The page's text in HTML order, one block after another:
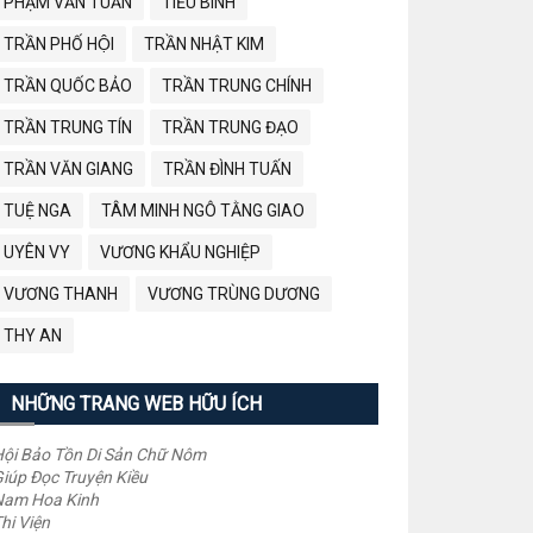
TRẦN PHỐ HỘI TRẦN NHẬT KIM
TRẦN QUỐC BẢO TRẦN TRUNG CHÍNH
TRẦN TRUNG TÍN TRẦN TRUNG ĐẠO
TRẦN VĂN GIANG TRẦN ĐÌNH TUẤN
TUỆ NGA TÂM MINH NGÔ TẰNG GIAO
UYÊN VY VƯƠNG KHẨU NGHIỆP
VƯƠNG THANH VƯƠNG TRÙNG DƯƠNG
THY AN
NHỮNG TRANG WEB HỮU ÍCH
Bảo Tồn Di Sản Chữ Nôm
Đọc Truyện Kiều
Hoa Kinh
Viện